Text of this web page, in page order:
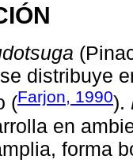
se distribuye
(Farjon, 1990).
en
forma